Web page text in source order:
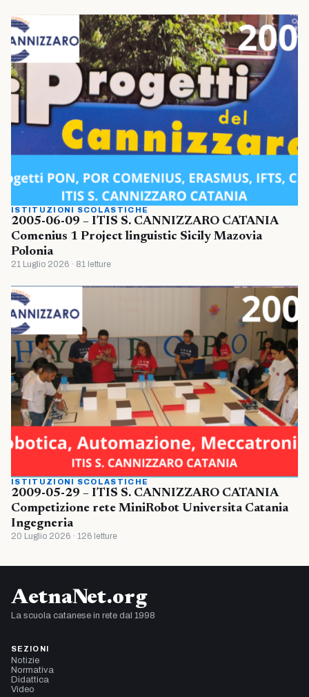
ISTITUZIONI SCOLASTICHE
2005-06-09 – ITIS S. CANNIZZARO CATANIA
Comenius 1 Project linguistic Sicily Mazovia
Polonia
21 Luglio 2026 · 81 letture
ISTITUZIONI SCOLASTICHE
2009-05-29 – ITIS S. CANNIZZARO CATANIA
Competizione rete MiniRobot Universita Catania
Ingegneria
20 Luglio 2026 · 126 letture
AetnaNet.org
La scuola catanese in rete dal 1998
SEZIONI
Notizie
Normativa
Didattica
Video